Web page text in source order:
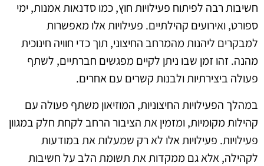
חשיבות רבה לפיתוח פעילויות חוץ, כמו סדנאות אמנות, ימי
ספורט, ואירועים קהילתיים. פעילויות אלו מאפשרות
למבקרים ליהנות מהמרחב החיצוני, תוך כדי חוויה חינוכית
מהנה. זהו זמן שבו ניתן לקיים מפגשים חברתיים, לשתף
פעולה ביצירתיות ולבנות קשרים עם אחרים.
במהלך הפעילויות החיצוניות, המוזיאון משתף פעולה עם
קהילות מקומיות, ומזמין את הציבור הרחב לקחת חלק במגוון
פעילויות. פעילויות אלו לא רק שמעלות את במודעות
לקהילה, אלא גם ממקדות את תשומת הלב על חשיבות